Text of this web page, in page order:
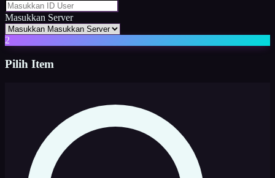
Masukkan Server
2
Pilih Item